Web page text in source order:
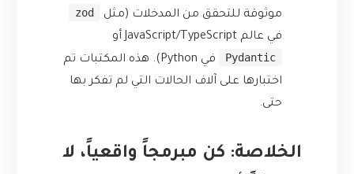
موثوقة للتحقق من المدخلات (مثل
zod
في عالم JavaScript/TypeScript أو
Pydantic
في Python). هذه المكتبات تم
اختبارها على آلاف الحالات التي لم تفكر بها
حتى.
الخلاصة: كن مبرمجاً واقعياً، لا